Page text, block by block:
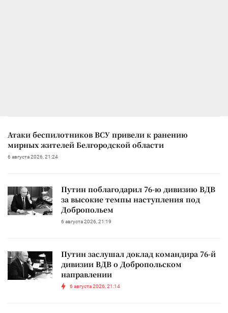
Атаки беспилотников ВСУ привели к ранению
мирных жителей Белгородской области
6 августа 2026, 21:24
Путин поблагодарил 76-ю дивизию ВДВ
за высокие темпы наступления под
Добропольем
6 августа 2026, 21:19
Путин заслушал доклад командира 76-й
дивизии ВДВ о Добропольском
направлении
6 августа 2026, 21:14